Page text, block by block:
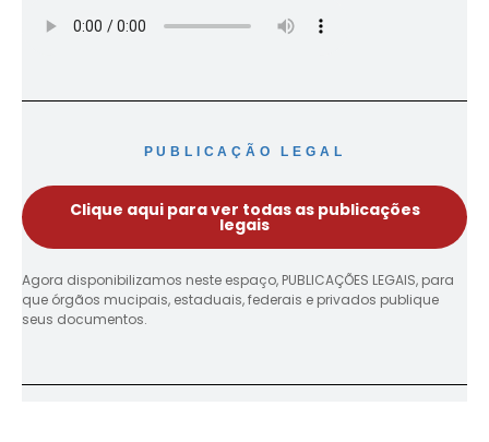
PUBLICAÇÃO LEGAL
Clique aqui para ver todas as publicações
legais
Agora disponibilizamos neste espaço, PUBLICAÇÕES LEGAIS, para
que órgãos mucipais, estaduais, federais e privados publique
seus documentos.